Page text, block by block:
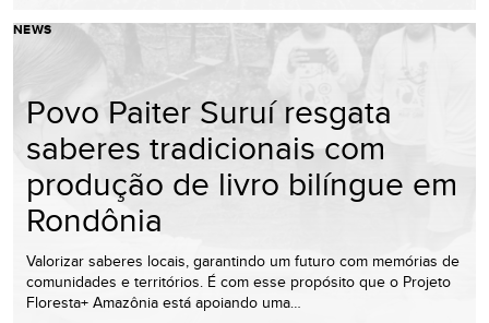
NEWS
Povo Paiter Suruí resgata
saberes tradicionais com
produção de livro bilíngue em
Rondônia
Valorizar saberes locais, garantindo um futuro com memórias de
comunidades e territórios. É com esse propósito que o Projeto
Floresta+ Amazônia está apoiando uma…